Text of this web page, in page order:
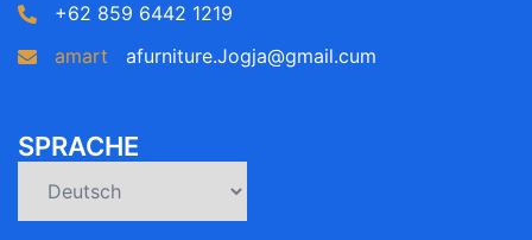
+62 859 6442 1219
amart
afurniture.Jogja@gmail.cum
SPRACHE